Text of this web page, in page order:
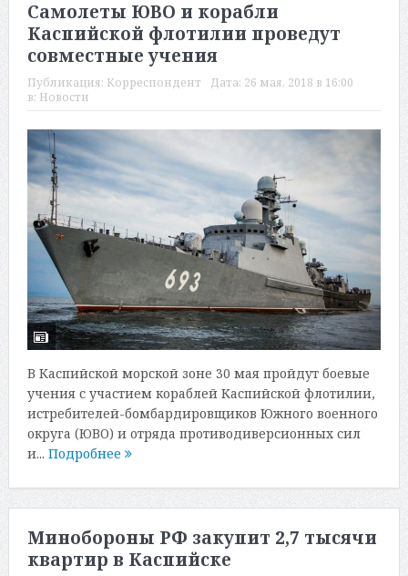
Самолеты ЮВО и корабли
Каспийской флотилии проведут
совместные учения
Публикация: Корреспондент Дата: 26 мая, 2018 в 16:00
в: Новости
В Каспийской морской зоне 30 мая пройдут боевые
учения с участием кораблей Каспийской флотилии,
истребителей-бомбардировщиков Южного военного
округа (ЮВО) и отряда противодиверсионных сил
и... Подробнее
Минобороны РФ закупит 2,7 тысячи
квартир в Каспийске